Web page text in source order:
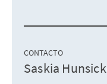
CONTACTO
Saskia